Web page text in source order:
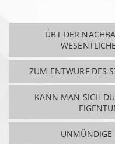
ÜBT DER
ZUM ENTWURF DES
KANN MAN SICH
UNMÜNDIGE